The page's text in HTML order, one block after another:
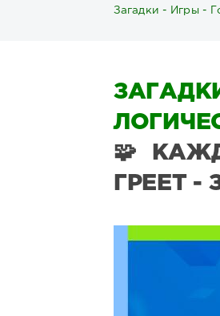
Загадки - Игры -
🧩
ГРЕЕТ -